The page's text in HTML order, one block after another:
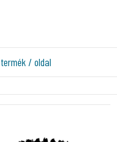
termék / oldal